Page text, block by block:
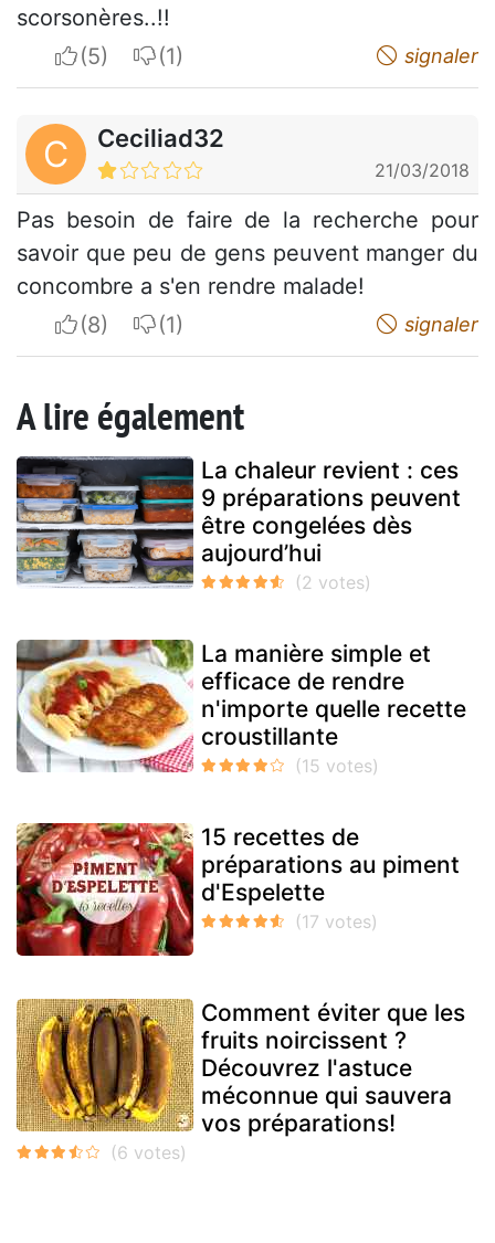
scorsonères..!!
I apreciateI do not appreciate signaler
C Ceciliad32
21/03/2018
Pas besoin de faire de la recherche pour
savoir que peu de gens peuvent manger du
concombre a s'en rendre malade!
I apreciateI do not appreciate signaler
A lire également
La chaleur revient : ces
9 préparations peuvent
être congelées dès
aujourd’hui
La manière simple et
efficace de rendre
n'importe quelle recette
croustillante
15 recettes de
préparations au piment
d'Espelette
Comment éviter que les
fruits noircissent ?
Découvrez l'astuce
méconnue qui sauvera
vos préparations!